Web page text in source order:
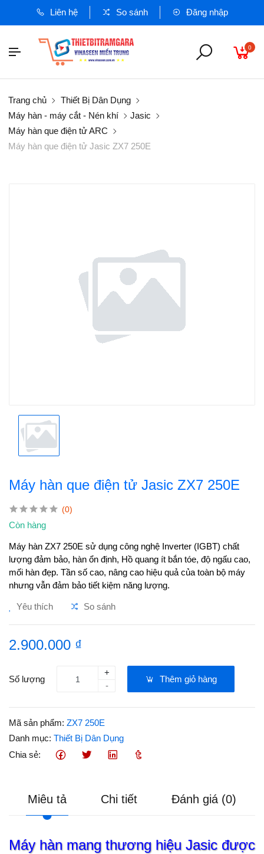
Liên hệ So sánh Đăng nhập
0
Trang chủ
Thiết Bị Dân Dụng
Máy hàn - máy cắt - Nén khí
Jasic
Máy hàn que điện tử ARC
Máy hàn que điện tử Jasic ZX7 250E
Máy hàn que điện tử Jasic ZX7 250E
(0)
Còn hàng
Máy hàn ZX7 250E sử dụng công nghệ Inverter (IGBT) chất
lượng đảm bảo, hàn ổn định, Hồ quang ít bắn tóe, độ ngấu cao,
mối hàn đẹp. Tần số cao, nâng cao hiệu quả của toàn bộ máy
nhưng vẫn đảm bảo tiết kiệm năng lượng.
Yêu thích So sánh
2.900.000 ₫
Số lượng
+
-
Thêm giỏ hàng
Mã sản phẩm: ZX7 250E
Danh mục: Thiết Bị Dân Dụng
Chia sẻ:
Miêu tả Chi tiết Đánh giá (0)
Máy hàn mang thương hiệu Jasic được